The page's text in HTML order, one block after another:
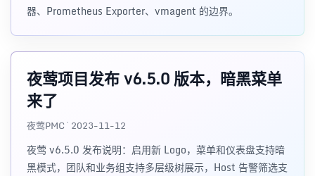
器、Prometheus Exporter、vmagent 的边界。
夜莺项目发布 v6.5.0 版本，暗黑菜单
来了
夜莺PMC · 2023-11-12
夜莺 v6.5.0 发布说明：启用新 Logo，菜单和仪表盘支持暗
黑模式，团队和业务组支持多层级树展示，Host 告警筛选支